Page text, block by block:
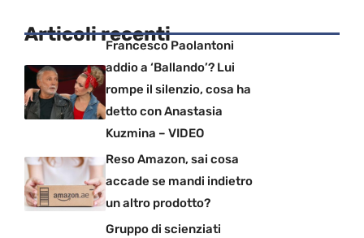
Articoli recentiFrancesco Paolantoni
addio a ‘Ballando’? Lui
rompe il silenzio, cosa ha
detto con Anastasia
Kuzmina – VIDEO
Reso Amazon, sai cosa
accade se mandi indietro
un altro prodotto?
Gruppo di scienziati